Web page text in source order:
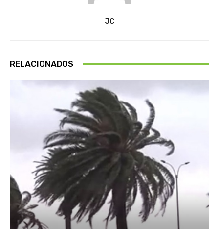
JC
RELACIONADOS